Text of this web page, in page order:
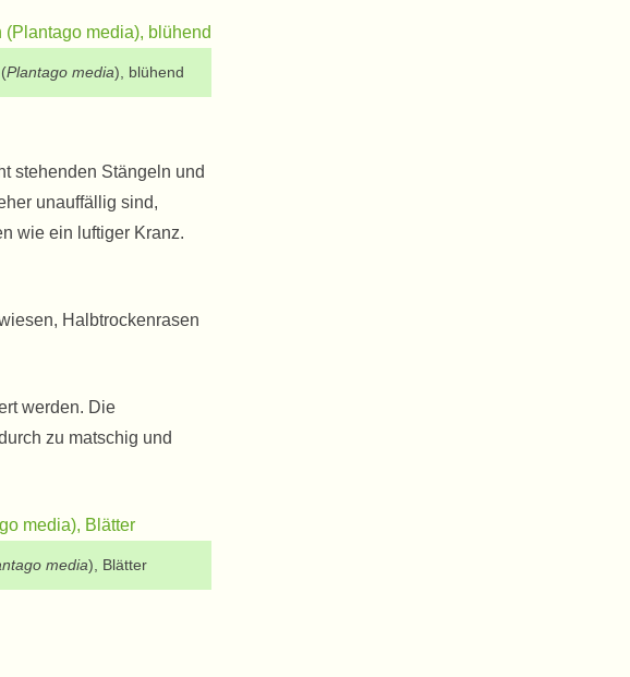
Plantago media), blühend
stehenden Stängeln und
unauffällig sind,
wie ein luftiger Kranz.
Halbtrockenrasen
werden. Die
zu matschig und
media), Blätter